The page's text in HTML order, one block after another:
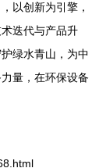
以创新为引擎，
迭代与产品升
绿水青山，为中
量，在环保设备